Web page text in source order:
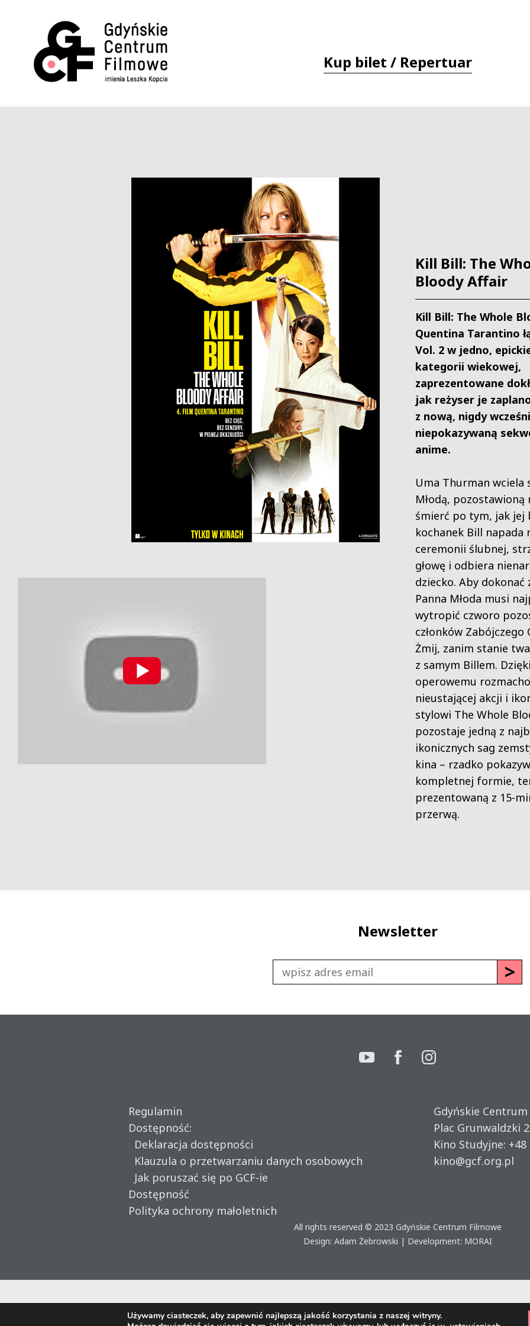
Kup bilet / Repertuar
Kill Bill: The
Bloody Affair
Kill Bill: The Whole
Quentina Tarantino
Vol. 2 w jedno,
kategorii wiekowej,
zaprezentowane
jak reżyser je
z nową, nigdy
niepokazywaną
anime.
Uma Thurman wciela
Młodą, pozostawioną
śmierć po tym, jak jej
kochanek Bill napada
ceremonii ślubnej,
głowę i odbiera
dziecko. Aby dokonać
Panna Młoda musi
wytropić czworo
członków Zabójczego
Żmij, zanim stanie
z samym Billem. Dzięki
operowemu
nieustającej akcji i
stylowi The Whole
pozostaje jedną z
ikonicznych sag
kina – rzadko
kompletnej formie,
prezentowaną z 15-
przerwą.
Newsletter
Regulamin
Dostępność:
Deklaracja dostępności
Klauzula o przetwarzaniu danych osobowych
Jak poruszać się po GCF-ie
Dostępność
Polityka ochrony małoletnich
Gdyńskie
Plac Grunwaldzki
Kino Studyjne: +48
kino@gcf.org.pl
All rights reserved © 2023 Gdyńskie Centrum Filmowe
Design: Adam Żebrowski | Development: MORAI
Używamy ciasteczek, aby zapewnić najlepszą jakość korzystania z naszej witryny.